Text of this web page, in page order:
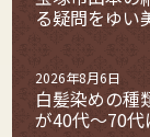
る疑問をゆい
白髪染めの種
が40代〜70代
2026年8月6日